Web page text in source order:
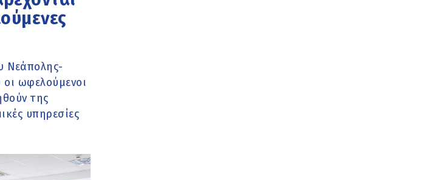
Νεάπολης-
ωφελούμενοι
της
υπηρεσίες